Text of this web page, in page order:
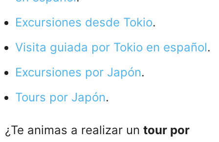
Excursiones desde Tokio.
Visita guiada por Tokio en español.
Excursiones por Japón.
Tours por Japón.
¿Te animas a realizar un tour por